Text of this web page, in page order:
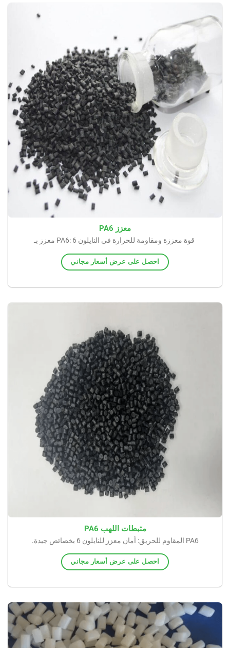
معزز PA6
احصل على عرض أسعار مجاني
مثبطات اللهب PA6
PA6 المقاوم للحريق: أمان معزز للنايلون 6 بخصائص جيدة.
احصل على عرض أسعار مجاني